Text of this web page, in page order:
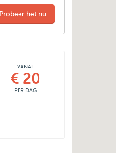
Probeer het nu
VANAF
€ 20
PER DAG